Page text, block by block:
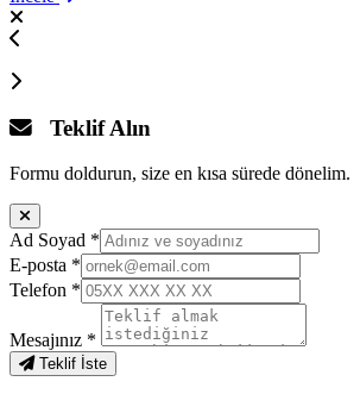
Teklif Alın
Formu doldurun, size en kısa sürede dönelim.
Ad Soyad *
E-posta *
Telefon *
Mesajınız *
Teklif İste